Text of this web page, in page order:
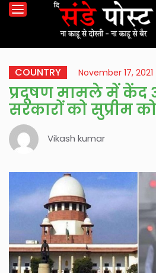
COUNTRY November 17, 2021
प्रदूषण मामले में केंद
सरकारों को सुप्रीम
Vikash kumar